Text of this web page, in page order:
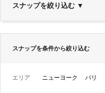
スナップを絞り込む ▼
スナップを条件から絞り込む
エリア ニューヨーク パリ